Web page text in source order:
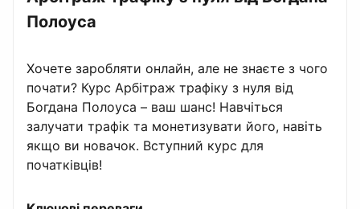
Полоуса
Хочете заробляти онлайн, але не знаєте з чого
почати? Курс Арбітраж трафіку з нуля від
Богдана Полоуса – ваш шанс! Навчіться
залучати трафік та монетизувати його, навіть
якщо ви новачок. Вступний курс для
початківців!